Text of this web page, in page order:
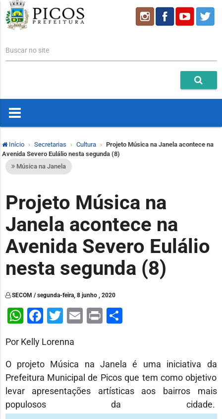
Buscar no site
Início Secretarias Cultura
Projeto Música na Janela acontece na
Avenida Severo Eulálio nesta segunda (8)
Música na Janela
Projeto Música na
Janela acontece na
Avenida Severo Eulálio
nesta segunda (8)
SECOM / segunda-feira, 8 junho , 2020
WhatsApp
Facebook
Twitter
Email
PrintShare
Por Kelly Lorenna
O projeto Música na Janela é uma iniciativa da
Prefeitura Municipal de Picos que tem como objetivo
levar apresentações artísticas aos bairros mais
populosos da cidade.